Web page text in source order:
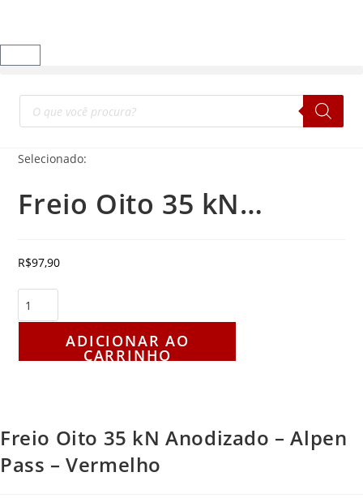
Selecionado:
Freio Oito 35 kN…
R$97,90
ADICIONAR AO
CARRINHO
Freio Oito 35 kN Anodizado – Alpen
Pass – Vermelho